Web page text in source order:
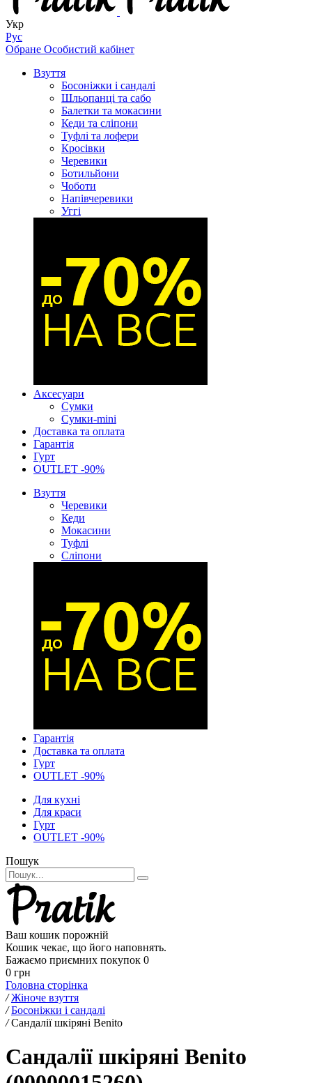
Укр
Рус
Обране Особистий кабінет
Взуття
Босоніжки і сандалі
Шльопанці та сабо
Балетки та мокасини
Кеди та сліпони
Туфлі та лофери
Кросівки
Черевики
Ботильйони
Чоботи
Напівчеревики
Уггі
Аксесуари
Сумки
Сумки-mini
Доставка та оплата
Гарантія
Гурт
OUTLET -90%
Взуття
Черевики
Кеди
Мокасини
Туфлі
Сліпони
Гарантія
Доставка та оплата
Гурт
OUTLET -90%
Для кухні
Для краси
Гурт
OUTLET -90%
Пошук
Ваш кошик порожній
Кошик чекає, що його наповнять.
Бажаємо приємних покупок 0
0 грн
Головна сторінка
/ Жіноче взуття
/ Босоніжки і сандалі
/ Сандалії шкіряні Benito
Сандалії шкіряні Benito